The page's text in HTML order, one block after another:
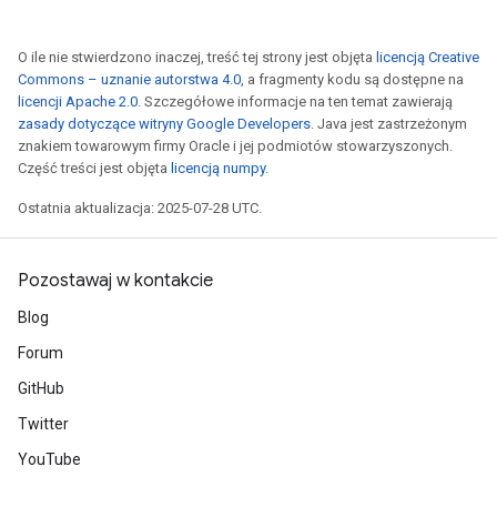
O ile nie stwierdzono inaczej, treść tej strony jest objęta licencją Creative
Commons – uznanie autorstwa 4.0, a fragmenty kodu są dostępne na
licencji Apache 2.0. Szczegółowe informacje na ten temat zawierają
zasady dotyczące witryny Google Developers. Java jest zastrzeżonym
znakiem towarowym firmy Oracle i jej podmiotów stowarzyszonych.
Część treści jest objęta licencją numpy.
Ostatnia aktualizacja: 2025-07-28 UTC.
Pozostawaj w kontakcie
Blog
Forum
GitHub
Twitter
YouTube